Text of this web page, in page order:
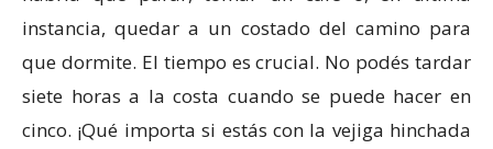
instancia, quedar a un costado del camino para
que dormite. El tiempo es crucial. No podés tardar
siete horas a la costa cuando se puede hacer en
cinco. ¡Qué importa si estás con la vejiga hinchada